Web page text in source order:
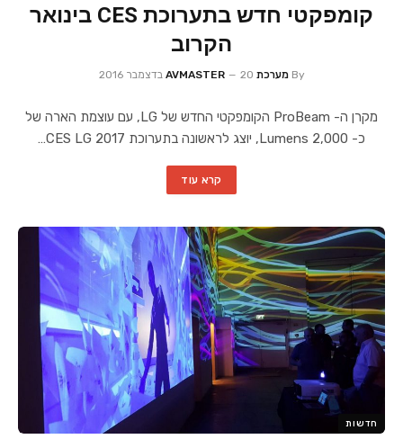
קומפקטי חדש בתערוכת CES בינואר
הקרוב
By מערכת AVMASTER 20 בדצמבר 2016
מקרן ה- ProBeam הקומפקטי החדש של LG, עם עוצמת הארה של
כ- Lumens 2,000, יוצג לראשונה בתערוכת 2017 CES LG…
קרא עוד
חדשות